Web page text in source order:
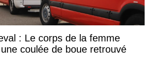
: Le corps de la femme
coulée de boue retrouvé